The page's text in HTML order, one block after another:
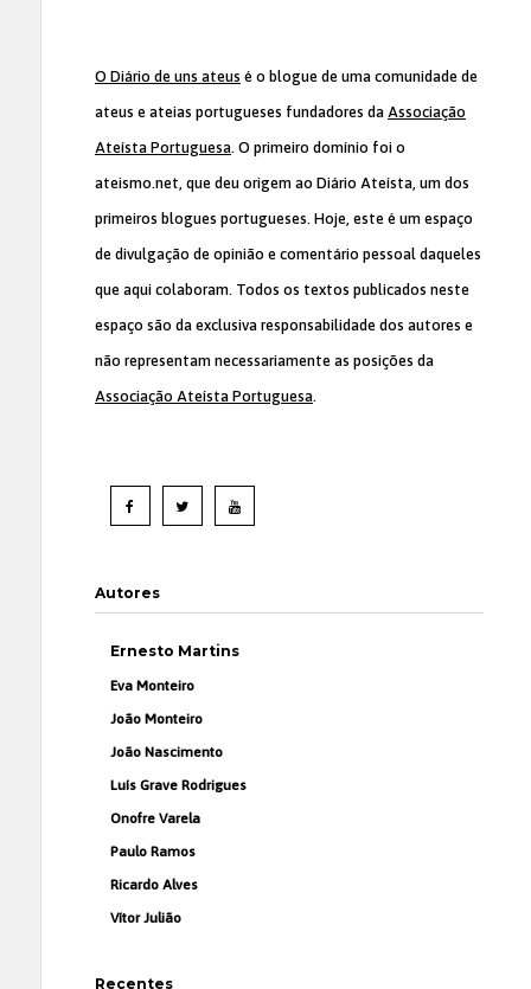
O Diário de uns ateus é o blogue de uma comunidade de
ateus e ateias portugueses fundadores da Associação
Ateísta Portuguesa. O primeiro domínio foi o
ateismo.net, que deu origem ao Diário Ateísta, um dos
primeiros blogues portugueses. Hoje, este é um espaço
de divulgação de opinião e comentário pessoal daqueles
que aqui colaboram. Todos os textos publicados neste
espaço são da exclusiva responsabilidade dos autores e
não representam necessariamente as posições da
Associação Ateísta Portuguesa.
Autores
Ernesto Martins
Eva Monteiro
João Monteiro
João Nascimento
Luís Grave Rodrigues
Onofre Varela
Paulo Ramos
Ricardo Alves
Vítor Julião
Recentes